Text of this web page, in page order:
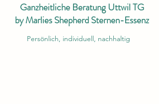
Ganzheitliche Beratung Uttwil TG
by Marlies Shepherd Sternen-Essenz
Persönlich, individuell, nachhaltig